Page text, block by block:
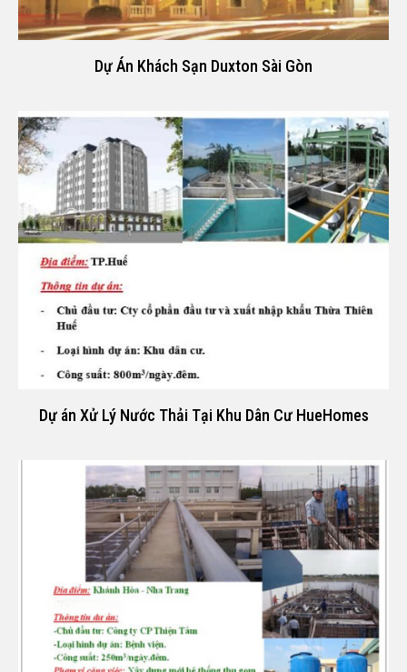
Dự Án Khách Sạn Duxton Sài Gòn
Dự án Xử Lý Nước Thải Tại Khu Dân Cư HueHomes